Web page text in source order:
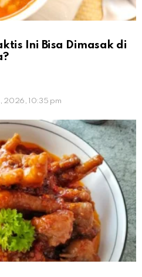
Ini Bisa Dimasak di
2026, 10:35 pm